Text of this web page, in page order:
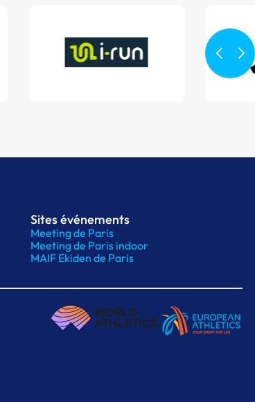
Sites événements
Meeting de Paris
Meeting de Paris indoor
MAIF Ekiden de Paris